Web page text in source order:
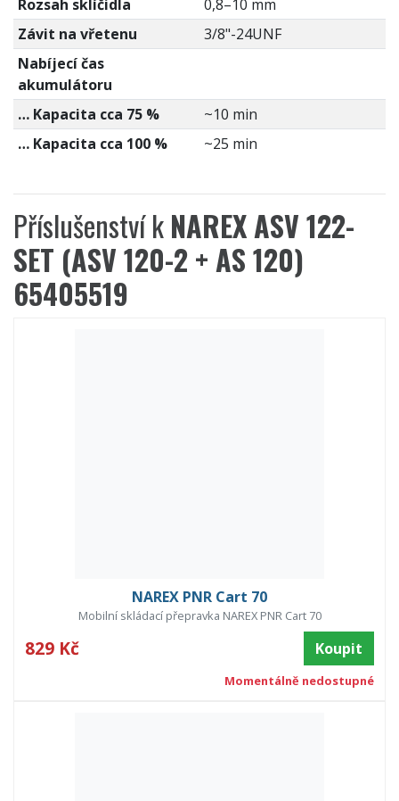
Rozsah sklíčidla
0,8–10 mm
Závit na vřetenu
3/8"-24UNF
Nabíjecí čas
akumulátoru
… Kapacita cca 75 %
~10 min
… Kapacita cca 100 %
~25 min
Příslušenství kNAREX ASV 122-
SET (ASV 120-2 + AS 120)
65405519
NAREX PNR Cart 70
Mobilní skládací přepravka NAREX PNR Cart 70
829 Kč Koupit
Momentálně nedostupné